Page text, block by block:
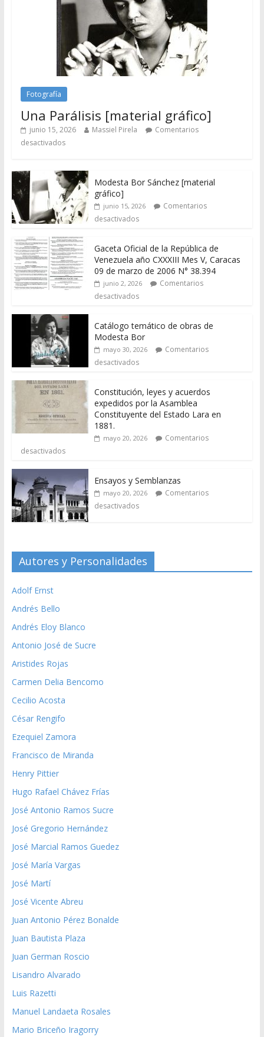
Fotografía
Una Parálisis [material gráfico]
junio 15, 2026 Massiel Pirela
Comentarios
desactivados
Modesta Bor Sánchez [material
gráfico]
junio 15, 2026
Comentarios
desactivados
Gaceta Oficial de la República de
Venezuela año CXXXIII Mes V, Caracas
09 de marzo de 2006 N° 38.394
junio 2, 2026
Comentarios
desactivados
Catálogo temático de obras de
Modesta Bor
mayo 30, 2026
Comentarios
desactivados
Constitución, leyes y acuerdos
expedidos por la Asamblea
Constituyente del Estado Lara en
1881.
mayo 20, 2026
Comentarios
desactivados
Ensayos y Semblanzas
mayo 20, 2026
Comentarios
desactivados
Autores y Personalidades
Adolf Ernst
Andrés Bello
Andrés Eloy Blanco
Antonio José de Sucre
Aristides Rojas
Carmen Delia Bencomo
Cecilio Acosta
César Rengifo
Ezequiel Zamora
Francisco de Miranda
Henry Pittier
Hugo Rafael Chávez Frías
José Antonio Ramos Sucre
José Gregorio Hernández
José Marcial Ramos Guedez
José María Vargas
José Martí
José Vicente Abreu
Juan Antonio Pérez Bonalde
Juan Bautista Plaza
Juan German Roscio
Lisandro Alvarado
Luis Razetti
Manuel Landaeta Rosales
Mario Briceño Iragorry